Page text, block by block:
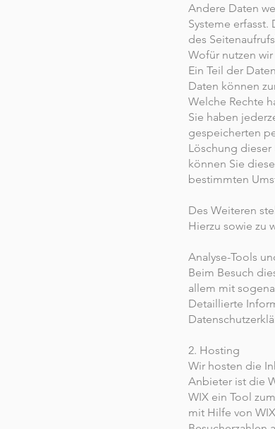
Andere Daten
Systeme
des
Wofür nutzen
Ein Teil der
Daten können
Welche Rechte
Sie haben
gespeicherten
Löschung
können Sie
bestimmten
Des Weiteren
Hierzu sowie zu
Analyse-Tools
Beim Besuch
allem mit
Detaillierte
2. Hosting
Wir hosten die
Anbieter ist die
WIX ein Tool
mit Hilfe von